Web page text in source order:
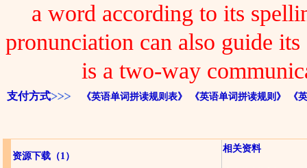
a word according to its
pronunciation can also guide
is a two-way
支付方式 《英语单词拼读规则表》 《英语单词拼读规则》 《
资源下载 （1）
相关资料